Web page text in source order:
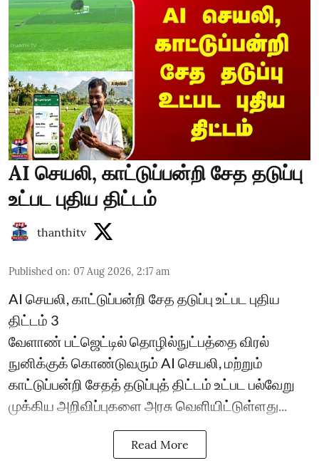
AI செயலி, காட்டுப்பன்றி சேத தடுப்பு
உட்பட புதிய திட்டம்
thanthitv
Published on: 07 Aug 2026, 2:17 am
AI செயலி, காட்டுப்பன்றி சேத தடுப்பு உட்பட புதிய
திட்டம் 3
வேளாண் பட்ஜெட்டில் தொழில்நுட்பத்தை விரல்
நுனிக்குக் கொண்டுவரும் AI செயலி, மற்றும்
காட்டுப்பன்றி சேதத் தடுப்புத் திட்டம் உட்பட பல்வேறு
முக்கிய அறிவிப்புகளை அரசு வெளியிட்டுள்ளது...
Read More